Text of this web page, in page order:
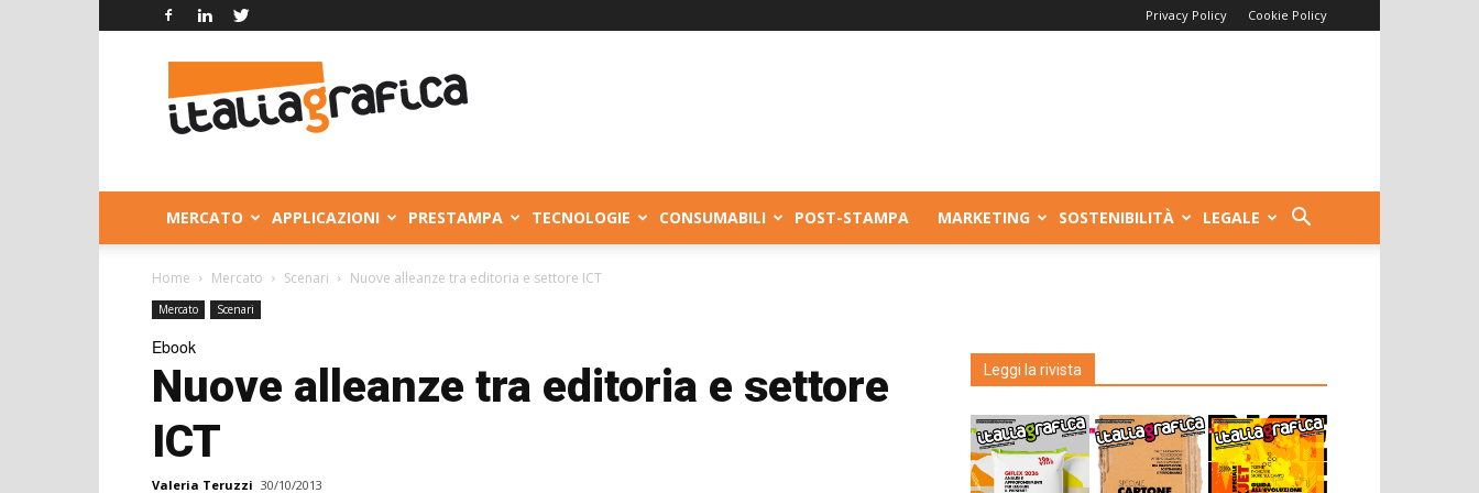
Privacy Policy Cookie Policy
Grafica
MERCATO APPLICAZIONI PRESTAMPA TECNOLOGIE CONSUMABILI POST-STAMPA MARKETING SOSTENIBILITÀ LEGALE
Home Mercato Scenari Nuove alleanze tra editoria e settore ICT
Mercato Scenari
Ebook
Nuove alleanze tra editoria e settore
ICT
Valeria Teruzzi 30/10/2013
Leggi la rivista